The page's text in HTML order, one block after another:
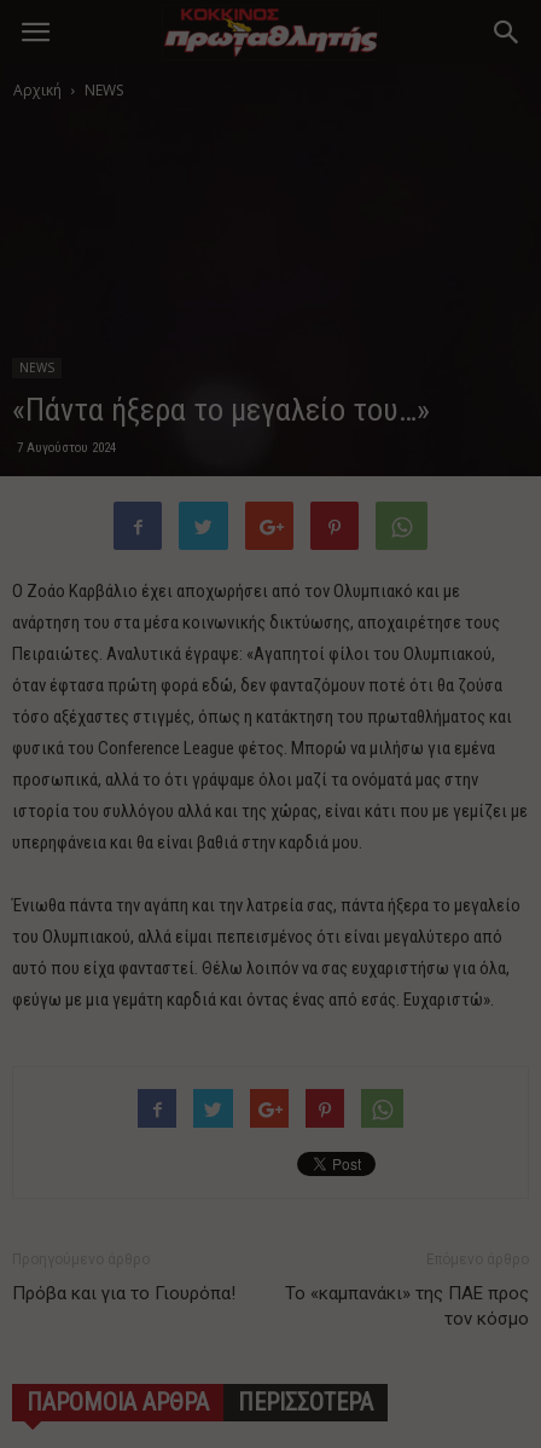
Αρχική NEWS
NEWS
«Πάντα ήξερα το μεγαλείο του…»
7 Αυγούστου 2024
Ο Ζοάο Καρβάλιο έχει αποχωρήσει από τον Ολυμπιακό και με
ανάρτηση του στα μέσα κοινωνικής δικτύωσης, αποχαιρέτησε τους
Πειραιώτες. Αναλυτικά έγραψε: «Αγαπητοί φίλοι του Ολυμπιακού,
όταν έφτασα πρώτη φορά εδώ, δεν φανταζόμουν ποτέ ότι θα ζούσα
τόσο αξέχαστες στιγμές, όπως η κατάκτηση του πρωταθλήματος και
φυσικά του Conference League φέτος. Μπορώ να μιλήσω για εμένα
προσωπικά, αλλά το ότι γράψαμε όλοι μαζί τα ονόματά μας στην
ιστορία του συλλόγου αλλά και της χώρας, είναι κάτι που με γεμίζει με
υπερηφάνεια και θα είναι βαθιά στην καρδιά μου.
Ένιωθα πάντα την αγάπη και την λατρεία σας, πάντα ήξερα το μεγαλείο
του Ολυμπιακού, αλλά είμαι πεπεισμένος ότι είναι μεγαλύτερο από
αυτό που είχα φανταστεί. Θέλω λοιπόν να σας ευχαριστήσω για όλα,
φεύγω με μια γεμάτη καρδιά και όντας ένας από εσάς. Ευχαριστώ».
Πρόβα και για το Γιουρόπα!
Το «καμπανάκι» της ΠΑΕ προς
τον κόσμο
ΠΑΡΟΜΟΙΑ ΑΡΘΡΑ ΠΕΡΙΣΣΟΤΕΡΑ